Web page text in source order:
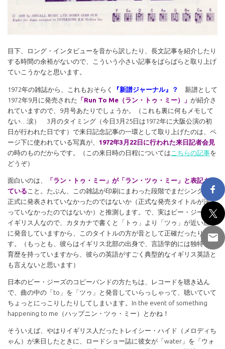
目下、ロング・インタビューを音から訳したり、長文記事を紹介したり
する時間の余裕がないので、こういう小さい記事をぱらぱらと取り上げ
ていこうかなと思います。
1972年の雑誌から、これもおそらく 『新譜ジャーナル』？
新譜として
1972年9月に発売された 「Run To Me（ラン・トゥ・ミー）」 が紹介さ
れていますので、9月号あたりでしょうか。（これも裏に何もメモして
ない…涙） 3月のタイミング（今日3月25日は1972年に大阪公演の初
日が行われた日です）で来日記念記事の一環として取り上げたのは、ペ
ージ下に使われている写真が、 1972年3月22日に行われた来日記者会見
の時のものだからです。（この来日時の日程については こちらの記事を
どうぞ）
面白いのは、
「ラン・トゥ・ミー」が「ラン・ツゥ・ミー」と表記され
ている こと。たぶん、この雑誌が印刷にまわった段階でまだシングルが
正式に発表されていなかったのではないか（正式な発売タイトルが決ま
っていなかったのではないか）と推測します。で、実はビー・ジーズは
イギリス人なので、カタカナで書くと「トゥ」より「ツゥ」が近い感じ
に発音していますから、このタイトルの方が音として正確だったりしま
す。（もっとも、彼らはイギリス北部の出身で、言語学的には独特な成
育歴を持っていますから、彼らの英語がすごく典型的なイギリス英語と
も言えないと思います）
日本のビー・ジーズのコピーバンドの方たちは、レコードを聴き込ん
で、曲の中の「to」を「ツゥ」と発音していらっしゃって、聴いていて
ちょっとにっこりしたりしてしまいます。In the event of something
happening to me（ハップニン・ツゥ・ミー）とかね！
そういえば、やはりイギリス人だったトレイシー・ハイド（メロディち
ゃん）が来日したときに、ロードショー誌に彼女が「water」を「ウォ